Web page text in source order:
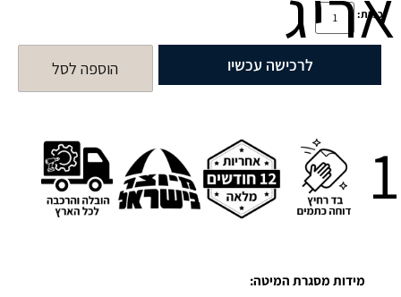
כמות:
הוספה לסל לרכישה עכשיו
מידות מסגרת המיטה: